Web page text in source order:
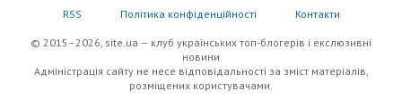
RSS Політика конфіденційності Контакти
© 2015–2026, site.ua — клуб українських топ-блогерів i екслюзивнi
новини
Адміністрація сайту не несе відповідальності за зміст матеріалів,
розміщених користувачами.